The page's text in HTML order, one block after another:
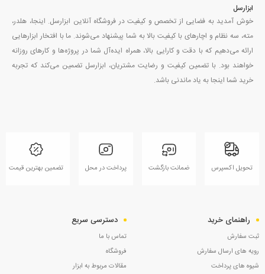
ابزارسل
خوش آمدید به فضایی از تخصص و کیفیت در فروشگاه آنلاین ابزارسل. اینجا، هلدر،
مته، سه نظام و اچارهای با کیفیت بالا به شما پیشنهاد می‌شوند. ما با افتخار ابزارهایی
ارائه می‌دهیم که با دقت و کارایی بالا، همراه ایده‌آل شما در پروژه‌ها و کارهای روزانه
خواهند بود. با تضمین کیفیت و رضایت مشتریان، ابزارسل تضمین می‌کند که تجربه
خرید شما اینجا به یاد ماندنی باشد.
تحویل اکسپرس ضمانت بازگشت پرداخت در محل تضمین بهترین قیمت
راهنمای خرید
ثبت سفارش
رویه های ارسال سفارش
شیوه های پرداخت
دسترسی سریع
تماس با ما
فروشگاه
مقالات مربوط به ابزار